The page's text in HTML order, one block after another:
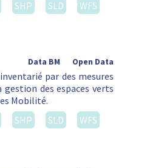
SHP SLD
WFS
Open Data
Data BM
par des mesures
des espaces verts
Mobilité.
SHP SLD
WFS